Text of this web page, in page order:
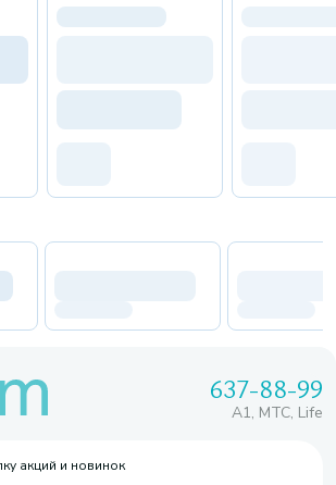
637-88-99
A1, МТС, Life
акций и новинок